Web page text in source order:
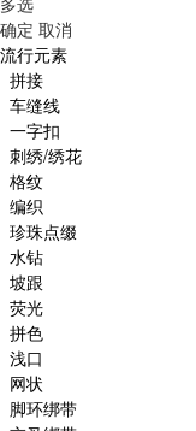
确定 取消
流行元素
拼接
车缝线
一字扣
刺绣/绣花
格纹
编织
珍珠点缀
水钻
坡跟
荧光
拼色
浅口
网状
脚环绑带